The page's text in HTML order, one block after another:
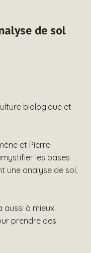
de sol
biologique et
et Pierre-
les bases
une analyse de sol,
aussi à mieux
prendre des